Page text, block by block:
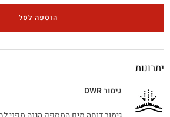
הוספה לסל
יתרונות
גימור DWR